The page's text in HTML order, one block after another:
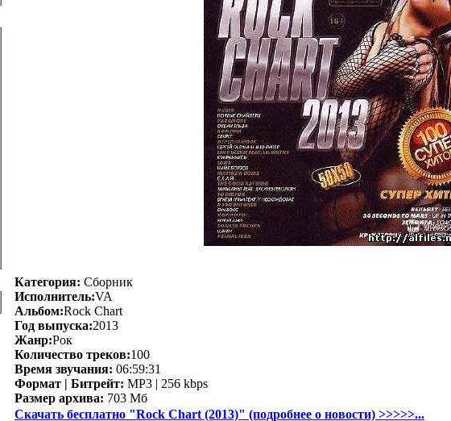
Категория: Сборник
Исполнитель:VA
Альбом:Rock Chart
Год выпуска:2013
Жанр:Рок
Количество треков:100
Время звучания: 06:59:31
Формат | Битрейт: MP3 | 256 kbps
Размер архива: 703 Мб
Скачать бесплатно "Rock Chart (2013)" (подробнее о новости) >>>>>...